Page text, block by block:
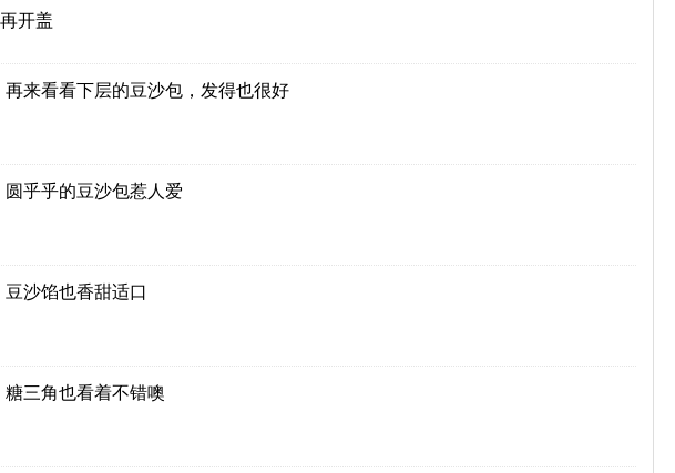
开盖
再来看看下层的豆沙包，发得也很好
圆乎乎的豆沙包惹人爱
豆沙馅也香甜适口
糖三角也看着不错噢